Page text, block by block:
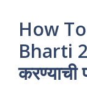
How
Bharti
करण्याची